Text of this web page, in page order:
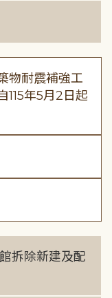
物耐震補強工
115年5月2日起
拆除新建及配